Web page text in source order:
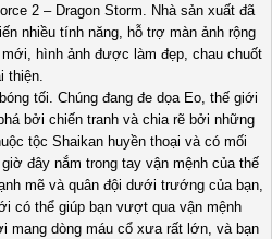
2 – Dragon Storm. Nhà sản xuất đã
nhiều tính năng, hỗ trợ màn ảnh rộng
hình ảnh được làm đẹp, chau chuốt
thiện.
tối. Chúng đang đe dọa Eo, thế giới
bởi chiến tranh và chia rẽ bởi những
tộc Shaikan huyền thoại và có mối
đây nắm trong tay vận mệnh của thế
mẽ và quân đội dưới trướng của bạn,
có thể giúp bạn vượt qua vận mệnh
mang dòng máu cổ xưa rất lớn, và bạn